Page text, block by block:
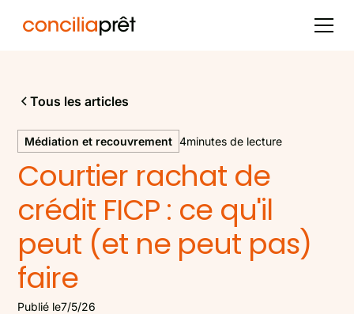
Tous les articles
Médiation et recouvrement 4minutes de lecture
Courtier rachat de
crédit FICP : ce qu'il
peut (et ne peut pas)
faire
Publié le7/5/26